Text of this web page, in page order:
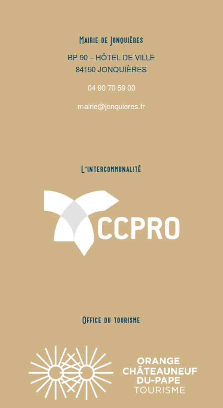
Mairie de Jonquières
BP 90 – HÔTEL DE VILLE
84150 JONQUIÈRES
04 90 70 59 00
mairie@jonquieres.fr
L’intercommunalité
Office du tourisme